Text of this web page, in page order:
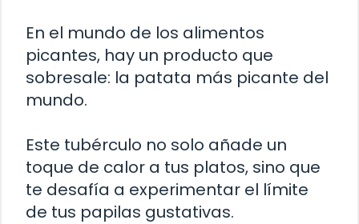
En el mundo de los alimentos
picantes, hay un producto que
sobresale: la patata más picante del
mundo.
Este tubérculo no solo añade un
toque de calor a tus platos, sino que
te desafía a experimentar el límite
de tus papilas gustativas.